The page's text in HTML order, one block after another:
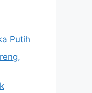
Putih